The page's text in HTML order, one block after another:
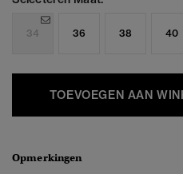
34 36 38 40
TOEVOEGEN AAN
Opmerkingen